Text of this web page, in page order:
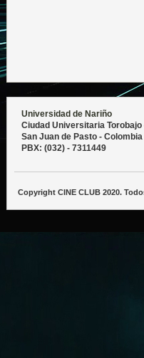
Universidad de Nariño
Ciudad Universitaria Torobajo
San Juan de Pasto - Colombia
PBX: (032) - 7311449
Copyright CINE CLUB 2020.